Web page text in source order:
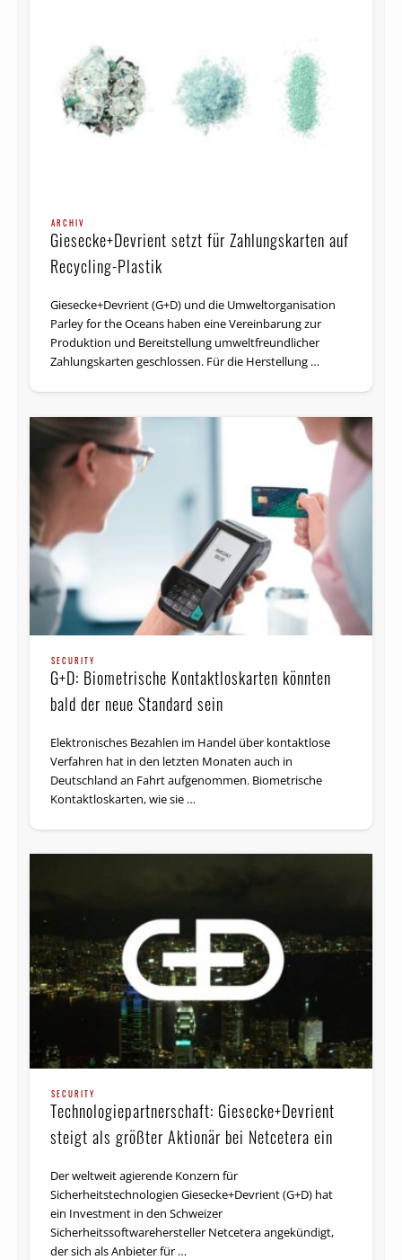
ARCHIV
Giesecke+Devrient setzt für Zahlungskarten auf
Recycling-Plastik
Giesecke+Devrient (G+D) und die Umweltorganisation
Parley for the Oceans haben eine Vereinbarung zur
Produktion und Bereitstellung umweltfreundlicher
Zahlungskarten geschlossen. Für die Herstellung …
SECURITY
G+D: Biometrische Kontaktloskarten könnten
bald der neue Standard sein
Elektronisches Bezahlen im Handel über kontaktlose
Verfahren hat in den letzten Monaten auch in
Deutschland an Fahrt aufgenommen. Biometrische
Kontaktloskarten, wie sie …
SECURITY
Technologiepartnerschaft: Giesecke+Devrient
steigt als größter Aktionär bei Netcetera ein
Der weltweit agierende Konzern für
Sicherheitstechnologien Giesecke+Devrient (G+D) hat
ein Investment in den Schweizer
Sicherheitssoftwarehersteller Netcetera angekündigt,
der sich als Anbieter für …